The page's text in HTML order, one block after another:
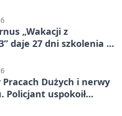
„Wakacji z
daje 27 dni szkolenia i
Pracach Dużych i nerwy
Policjant uspokoił